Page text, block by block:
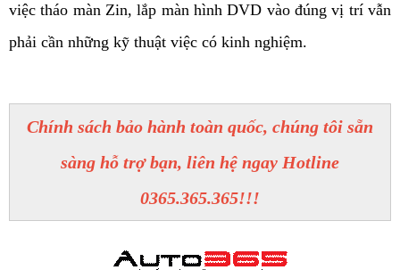
việc tháo màn Zin, lắp màn hình DVD vào đúng vị trí vẫn
phải cần những kỹ thuật việc có kinh nghiệm.
Chính sách bảo hành toàn quốc, chúng tôi sẵn
sàng hỗ trợ bạn, liên hệ ngay Hotline
0365.365.365!!!